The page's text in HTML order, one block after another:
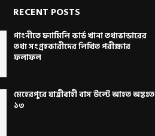
RECENT POSTS
গাংনীতে ফ্যামিলি কার্ড খানা তথ্যভান্ডারের
তথ্য সংগ্রহকারীদের লিখিত পরীক্ষার
ফলাফল
মেহেরপুরে যাত্রীবাহী বাস উল্টে আহত অন্তঃত
১৩